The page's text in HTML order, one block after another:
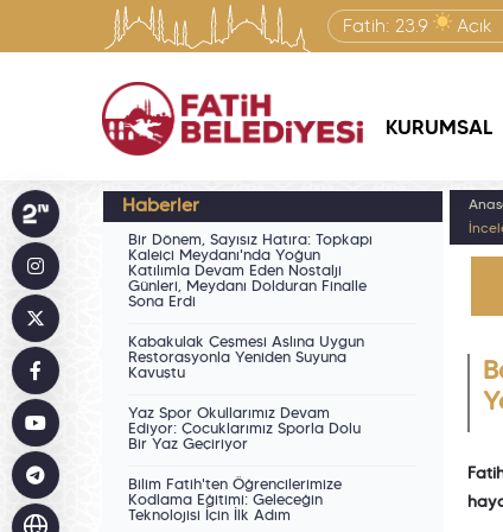
Fatih: 23.9 Açık
KURUMSAL
Haberler
Bir Dönem, Sayısız Hatıra: Topkapı
Kaleiçi Meydanı'nda Yoğun
Katılımla Devam Eden Nostalji
Günleri, Meydanı Dolduran Finalle
Sona Erdi
Kabakulak Çeşmesi Aslına Uygun
Restorasyonla Yeniden Suyuna
Kavuştu
Yaz Spor Okullarımız Devam
Ediyor: Çocuklarımız Sporla Dolu
Bir Yaz Geçiriyor
Bilim Fatih'ten Öğrencilerimize
Kodlama Eğitimi: Geleceğin
Teknolojisi İçin İlk Adım